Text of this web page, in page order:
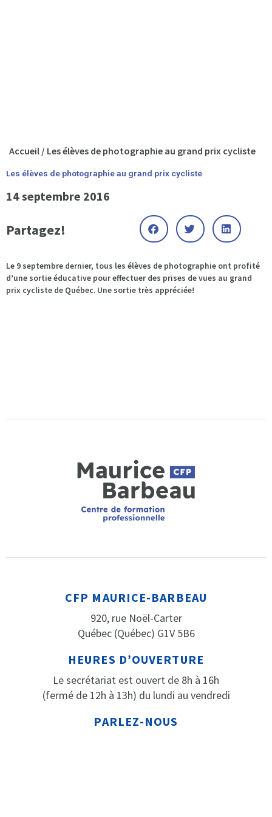
Accueil / Les élèves de photographie au grand prix cycliste
Les élèves de photographie au grand prix cycliste
14 septembre 2016
Partagez!
Le 9 septembre dernier, tous les élèves de photographie ont profité
d’une sortie éducative pour effectuer des prises de vues au grand
prix cycliste de Québec. Une sortie très appréciée!
CFP MAURICE-BARBEAU
920, rue Noël-Carter
Québec (Québec) G1V 5B6
HEURES D’OUVERTURE
Le secrétariat est ouvert de 8h à 16h
(fermé de 12h à 13h) du lundi au vendredi
PARLEZ-NOUS